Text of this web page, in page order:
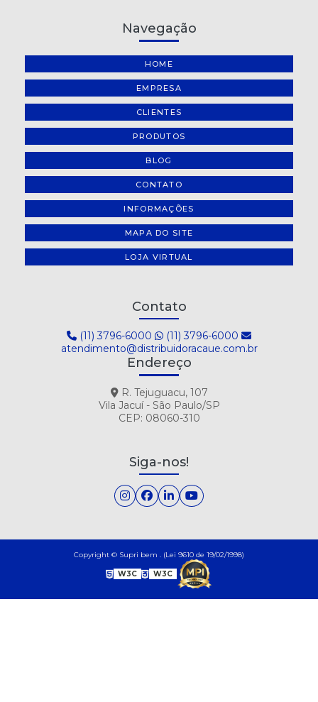
Navegação
HOME
EMPRESA
CLIENTES
PRODUTOS
BLOG
CONTATO
INFORMAÇÕES
MAPA DO SITE
LOJA VIRTUAL
Contato
(11) 3796-6000
(11) 3796-6000
atendimento@distribuidoracaue.com.br
Endereço
R. Tejuguacu, 107
Vila Jacuí - São Paulo/SP
CEP: 08060-310
Siga-nos!
Copyright © Supri bem . (Lei 9610 de 19/02/1998)
W3C W3C